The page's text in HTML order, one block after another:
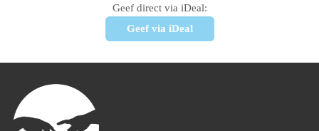
Geef direct via iDeal:
Geef via iDeal